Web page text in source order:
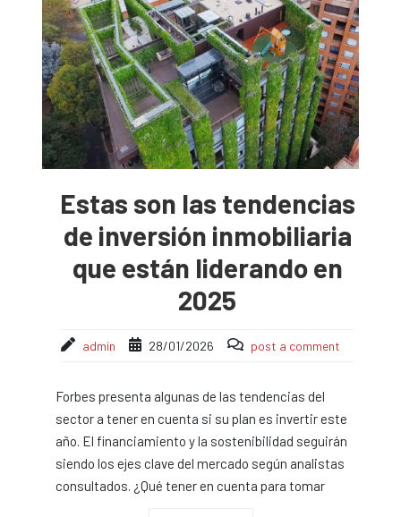
Estas son las tendencias
de inversión inmobiliaria
que están liderando en
2025
admin 28/01/2026 post a comment
Forbes presenta algunas de las tendencias del
sector a tener en cuenta si su plan es invertir este
año. El financiamiento y la sostenibilidad seguirán
siendo los ejes clave del mercado según analistas
consultados. ¿Qué tener en cuenta para tomar